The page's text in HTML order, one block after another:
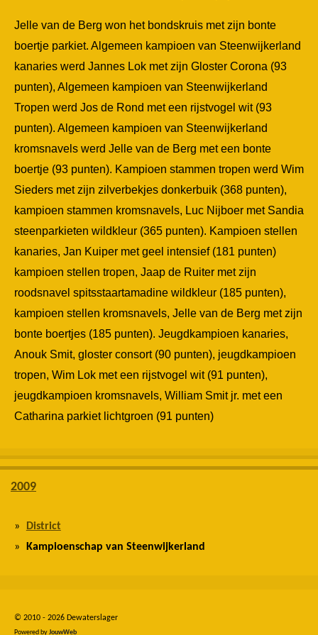
Jelle van de Berg won het bondskruis met zijn bonte
boertje parkiet. Algemeen kampioen van Steenwijkerland
kanaries werd Jannes Lok met zijn Gloster Corona (93
punten), Algemeen kampioen van Steenwijkerland
Tropen werd Jos de Rond met een rijstvogel wit (93
punten). Algemeen kampioen van Steenwijkerland
kromsnavels werd Jelle van de Berg met een bonte
boertje (93 punten). Kampioen stammen tropen werd Wim
Sieders met zijn zilverbekjes donkerbuik (368 punten),
kampioen stammen kromsnavels, Luc Nijboer met Sandia
steenparkieten wildkleur (365 punten). Kampioen stellen
kanaries, Jan Kuiper met geel intensief (181 punten)
kampioen stellen tropen, Jaap de Ruiter met zijn
roodsnavel spitsstaartamadine wildkleur (185 punten),
kampioen stellen kromsnavels, Jelle van de Berg met zijn
bonte boertjes (185 punten). Jeugdkampioen kanaries,
Anouk Smit, gloster consort (90 punten), jeugdkampioen
tropen, Wim Lok met een rijstvogel wit (91 punten),
jeugdkampioen kromsnavels, William Smit jr. met een
Catharina parkiet lichtgroen (91 punten)
2009
District
Kampioenschap van Steenwijkerland
© 2010 - 2026 Dewaterslager
Powered byJouwWeb